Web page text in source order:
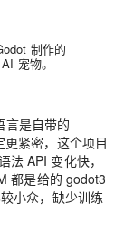
制作的
宠物。
言是自带的
紧密，这个项目
API 变化快，
都是给的 godot3
小众，缺少训练